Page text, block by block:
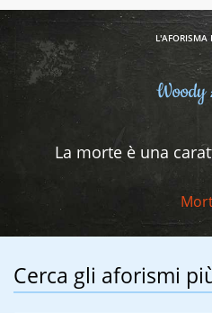
L'AFORISMA
Woody
La morte è una
Cerca gli aforismi